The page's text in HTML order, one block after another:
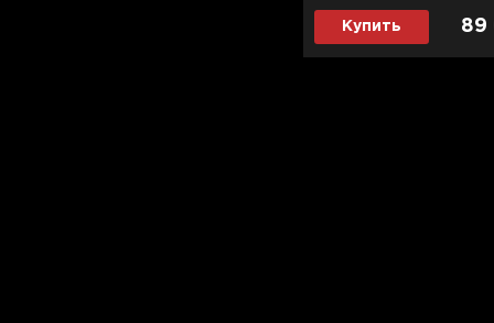
Ultra 7 256V/
(SSD)/Intel Arc)
KG2US)
Купить 89